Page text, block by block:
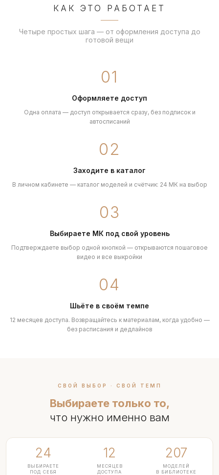
КАК ЭТО РАБОТАЕТ
Четыре простых шага — от оформления доступа до
готовой вещи
01
Оформляете доступ
Одна оплата — доступ открывается сразу, без подписок и
автосписаний
02
Заходите в каталог
В личном кабинете — каталог моделей и счётчик: 24 МК на выбор
03
Выбираете МК под свой уровень
Подтверждаете выбор одной кнопкой — открываются пошаговое
видео и все выкройки
04
Шьёте в своём темпе
12 месяцев доступа. Возвращайтесь к материалам, когда удобно —
без расписания и дедлайнов
СВОЙ ВЫБОР · СВОЙ ТЕМП
Выбираете только то,
что нужно именно вам
24
ВЫБИРАЕТЕ
ПОД СЕБЯ
12
МЕСЯЦЕВ
ДОСТУПА
207
МОДЕЛЕЙ
В БИБЛИОТЕКЕ